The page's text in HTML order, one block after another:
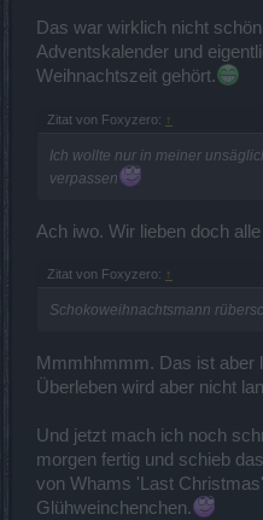
Das war wirklich nicht
Adventskalender und
Weihnachtszeit gehört.
Zitat von Foxyzero: ↑
Ich wollte nur in meiner
verpassen
Ach iwo. Wir lieben doch
Zitat von Foxyzero: ↑
Schokoweihnachtsmann
Mmmhhmmm. Das ist aber
Überleben wird aber nicht
Und jetzt mach ich noch
morgen fertig und schieb
von Whams 'Last
Glühweinchenchen.